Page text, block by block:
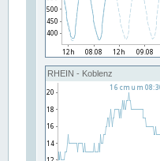
RHEIN - Koblenz